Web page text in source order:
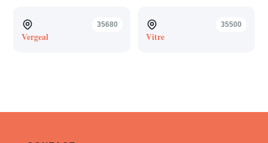
35680
Vergeal
35500
Vitre